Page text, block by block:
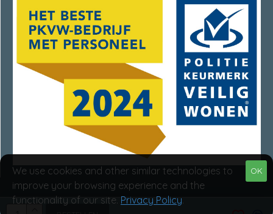
Van Rumpt Specialisten © 2025
OK
We use cookies and other similar technologies to
improve your browsing experience and the
functionality of our site. Privacy Policy.